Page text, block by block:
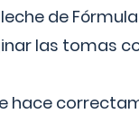
de
las tomas
hace